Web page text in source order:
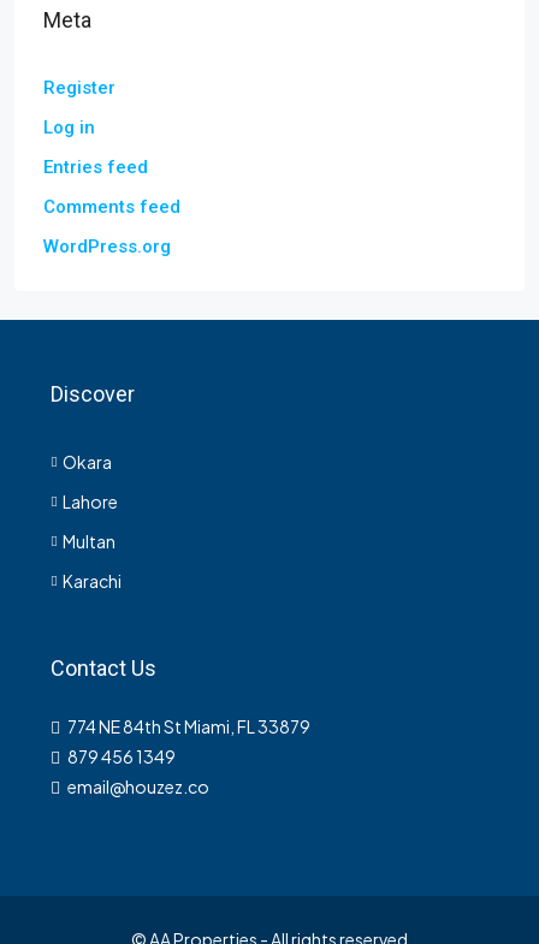
Meta
Register
Log in
Entries feed
Comments feed
WordPress.org
Discover
Okara
Lahore
Multan
Karachi
Contact Us
774 NE 84th St Miami, FL 33879
879 456 1349
email@houzez.co
© AA Properties - All rights reserved